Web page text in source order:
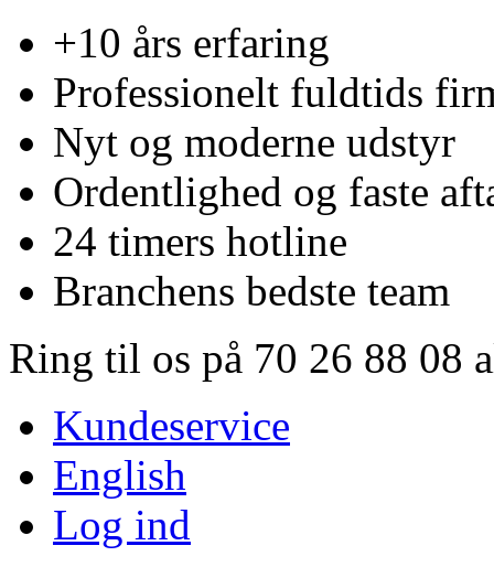
+10 års erfaring
Professionelt fuldtids
Nyt og moderne udstyr
Ordentlighed og faste
24 timers hotline
Branchens bedste team
Ring til os på 70 26 88 08
Kundeservice
English
Log ind